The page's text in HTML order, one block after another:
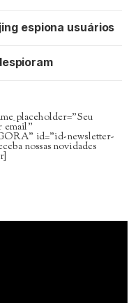
espiona usuários
email”
id=”id-newsletter-
nossas novidades